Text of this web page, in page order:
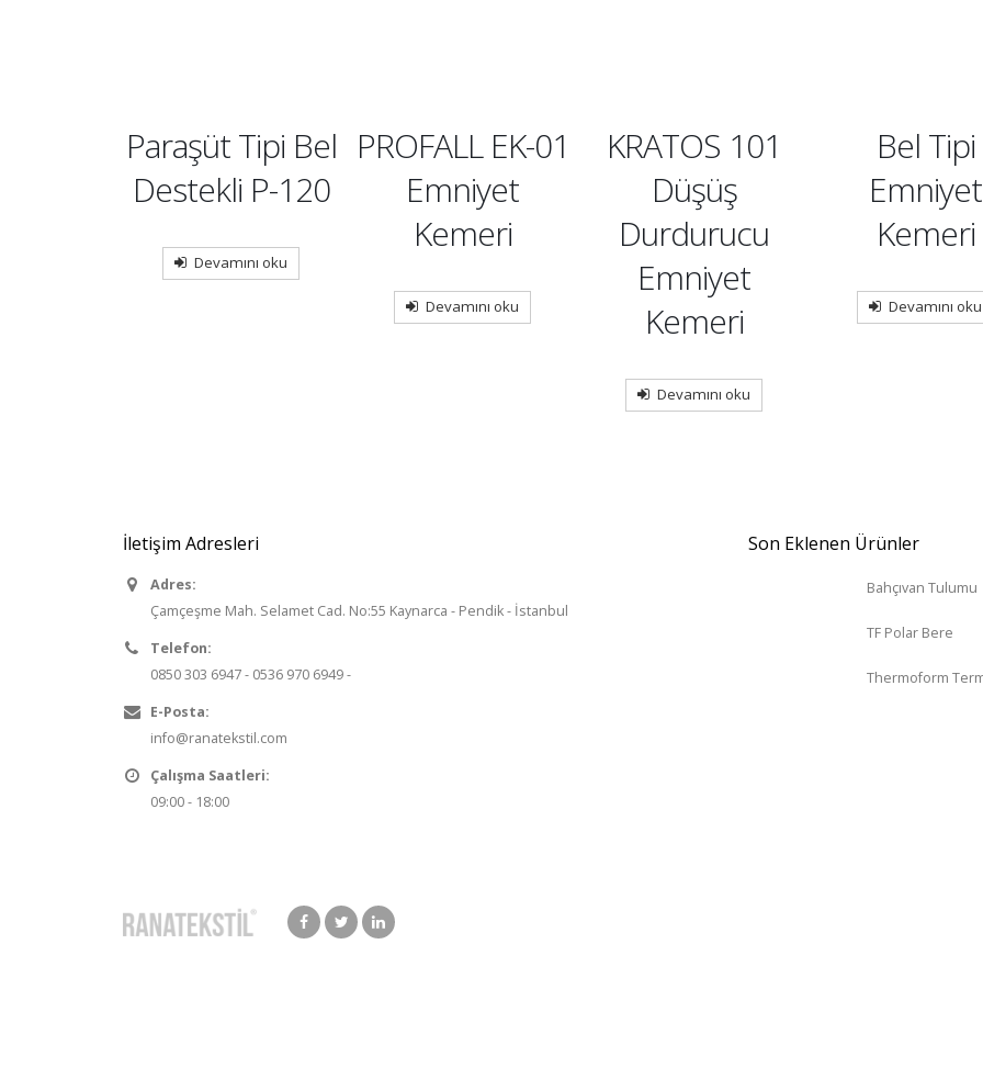
Paraşüt Tipi Bel
Destekli P-120
Devamını oku
PROFALL EK-01
Emniyet
Kemeri
Devamını oku
KRATOS 101
Düşüş
Durdurucu
Emniyet
Kemeri
Devamını oku
Bel Tipi
Emniyet
Kemeri
Devamını oku
İletişim Adresleri
Adres:
Çamçeşme Mah. Selamet Cad. No:55 Kaynarca - Pendik - İstanbul
Telefon:
0850 303 6947- 0536 970 6949-
E-Posta:
info@ranatekstil.com
Çalışma Saatleri:
09:00 - 18:00
Son Eklenen Ürünler
Bahçıvan Tulumu
TF Polar Bere
Thermoform